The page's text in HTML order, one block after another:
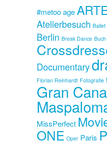
#metooage
Atelierbesuch
Berlin Break Dance Buch
Documentary
Florian Reinhardt Fotografie
Gran
MissPerfect
ONE Oper Paris